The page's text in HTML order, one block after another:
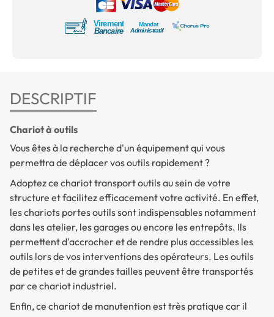
DESCRIPTIF
Chariot à outils
Vous êtes à la recherche d'un équipement qui vous
permettra de déplacer vos outils rapidement ?
Adoptez ce chariot transport outils au sein de votre
structure et facilitez efficacement votre activité. En effet,
les chariots portes outils sont indispensables notamment
dans les atelier, les garages ou encore les entrepôts. Ils
permettent d'accrocher et de rendre plus accessibles les
outils lors de vos interventions des opérateurs. Les outils
de petites et de grandes tailles peuvent être transportés
par ce chariot industriel.
Enfin, ce chariot de manutention est très pratique car il